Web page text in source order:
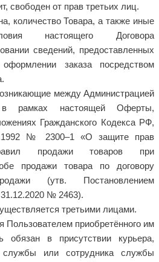
свободен от прав третьих лиц.
количество Товара, а также иные
настоящего Договора
сведений, предоставленных
заказа посредством
между Администрацией
рамках настоящей Оферты,
Гражданского Кодекса РФ,
№ 2300–1 «О защите прав
продажи товаров при
продажи товара по договору
(утв. Постановлением
№ 2463).
третьими лицами.
Пользователем приобретённого им
обязан в присутствии курьера,
службы или сотрудника службы